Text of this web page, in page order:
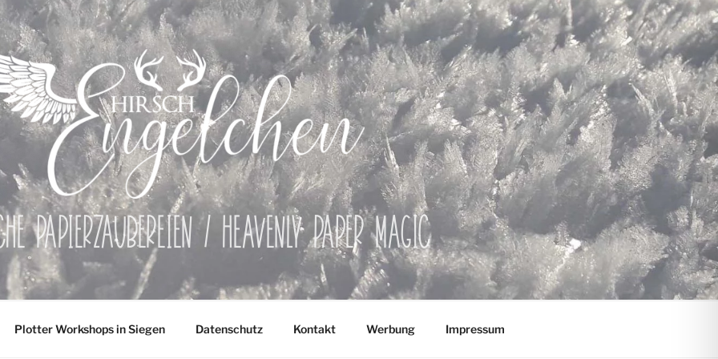
Papierzaubereien / Heavenly Paper Magic
Plotter Workshops in Siegen Datenschutz Kontakt Werbung Impressum